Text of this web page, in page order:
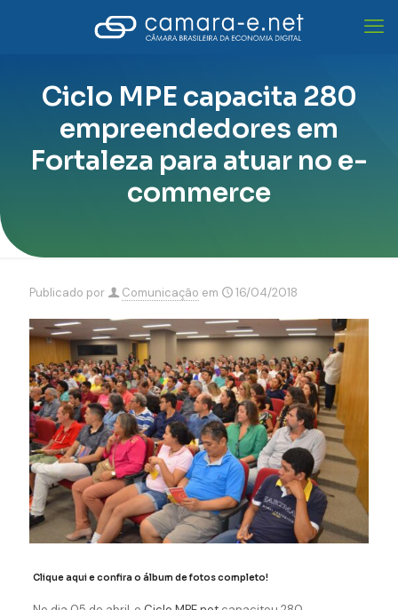
Ciclo MPE capacita 280
empreendedores em
Fortaleza para atuar no e-
commerce
Publicado por Comunicação em 16/04/2018
Clique aqui e confira o álbum de fotos completo!